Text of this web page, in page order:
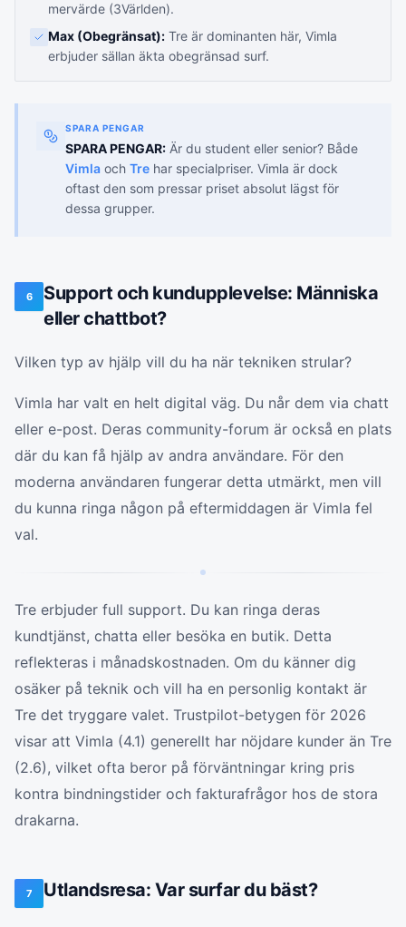
mervärde (3Världen).
Max (Obegränsat): Tre är dominanten här, Vimla
erbjuder sällan äkta obegränsad surf.
SPARA PENGAR
SPARA PENGAR: Är du student eller senior? Både
Vimla och Tre har specialpriser. Vimla är dock
oftast den som pressar priset absolut lägst för
dessa grupper.
6
Support och kundupplevelse: Människa
eller chattbot?
Vilken typ av hjälp vill du ha när tekniken strular?
Vimla har valt en helt digital väg. Du når dem via chatt
eller e-post. Deras community-forum är också en plats
där du kan få hjälp av andra användare. För den
moderna användaren fungerar detta utmärkt, men vill
du kunna ringa någon på eftermiddagen är Vimla fel
val.
Tre erbjuder full support. Du kan ringa deras
kundtjänst, chatta eller besöka en butik. Detta
reflekteras i månadskostnaden. Om du känner dig
osäker på teknik och vill ha en personlig kontakt är
Tre det tryggare valet. Trustpilot-betygen för 2026
visar att Vimla (4.1) generellt har nöjdare kunder än Tre
(2.6), vilket ofta beror på förväntningar kring pris
kontra bindningstider och fakturafrågor hos de stora
drakarna.
7 Utlandsresa: Var surfar du bäst?